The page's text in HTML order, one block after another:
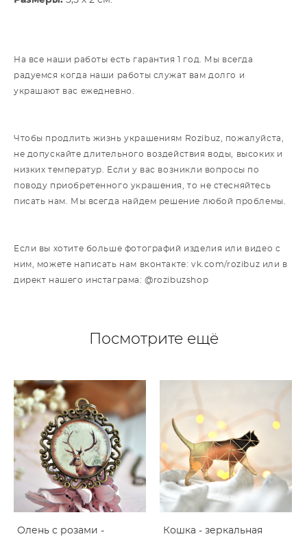
На все наши работы есть гарантия 1 год. Мы всегда
радуемся когда наши работы служат вам долго и
украшают вас ежедневно.
Чтобы продлить жизнь украшениям Rozibuz, пожалуйста,
не допускайте длительного воздействия воды, высоких и
низких температур. Если у вас возникли вопросы по
поводу приобретенного украшения, то не стесняйтесь
писать нам. Мы всегда найдем решение любой проблемы.
Если вы хотите больше фотографий изделия или видео с
ним, можете написать нам вконтакте: vk.com/rozibuz или в
директ нашего инстаграма: @rozibuzshop
Посмотрите ещё
Олень с розами -
Кошка - зеркальная